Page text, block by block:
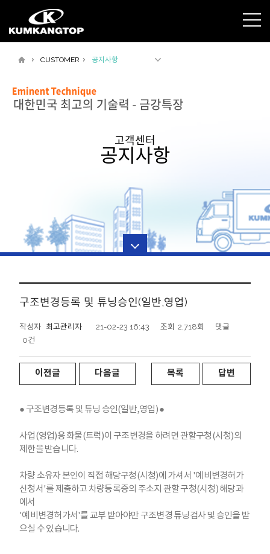
CUSTOMER 공지사항
고객센터
공지사항
구조변경등록 및 튜닝승인(일반,영업)
작성자 최고관리자 21-02-23 16:43 조회 2,718회
댓글
0건
이전글 다음글 목록 답변
● 구조변경등록 및 튜닝 승인(일반,영업) ●
사업(영업)용 화물(트럭)이 구조변경을 하려면 관할구청(시청)의
제한을 받습니다.
차량 소유자 본인이 직접 해당구청(시청)에 가셔서 '예비변경허가
신청서'를 제출하고 차량등록증의 주소지 관할 구청(시청) 해당과
에서
'예비변경허가서'를 교부 받아야만 구조변경 튜닝검사 및 승인을 받
으실 수 있습니다.